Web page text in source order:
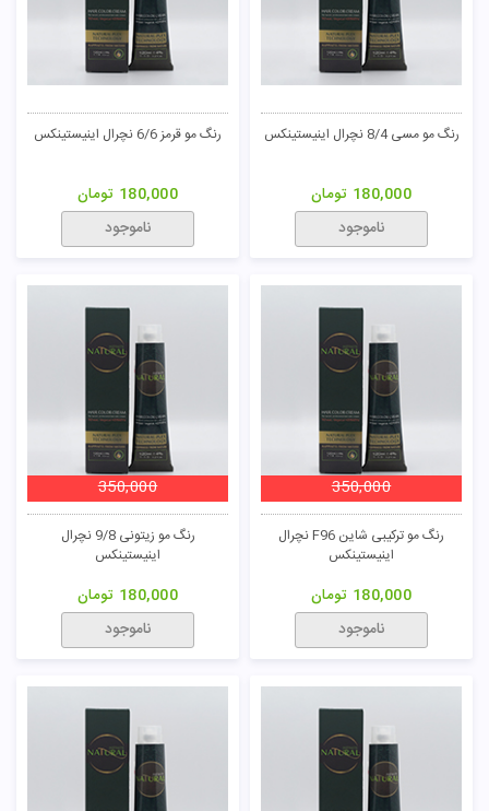
رنگ مو مسی 8/4 نچرال اینیستینکس
180,000 تومان
ناموجود
رنگ مو قرمز 6/6 نچرال اینیستینکس
180,000 تومان
ناموجود
رنگ مو ترکیبی شاین F96 نچرال
اینیستینکس
350,000
180,000 تومان
ناموجود
رنگ مو زیتونی 9/8 نچرال
اینیستینکس
350,000
180,000 تومان
ناموجود